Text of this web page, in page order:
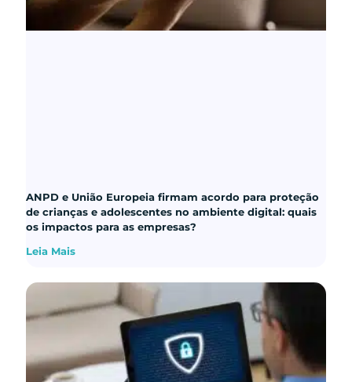
ANPD e União Europeia firmam acordo para proteção
de crianças e adolescentes no ambiente digital: quais
os impactos para as empresas?
Leia Mais